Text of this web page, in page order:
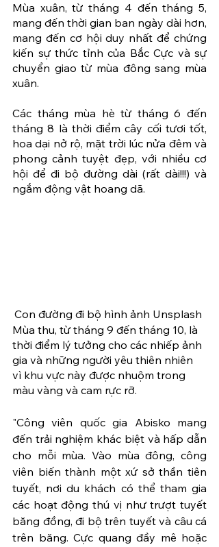
Mùa xuân, từ tháng 4 đến tháng 5,
mang đến thời gian ban ngày dài hơn,
mang đến cơ hội duy nhất để chứng
kiến ​​sự thức tỉnh của Bắc Cực và sự
chuyển giao từ mùa đông sang mùa
xuân.
Các tháng mùa hè từ tháng 6 đến
tháng 8 là thời điểm cây cối tươi tốt,
hoa dại nở rộ, mặt trời lúc nửa đêm và
phong cảnh tuyệt đẹp, với nhiều cơ
hội để đi bộ đường dài (rất dài!!!) và
ngắm động vật hoang dã.
Con đường đi bộ hình ảnh Unsplash
Mùa thu, từ tháng 9 đến tháng 10, là
thời điểm lý tưởng cho các nhiếp ảnh
gia và những người yêu thiên nhiên
vì khu vực này được nhuộm trong
màu vàng và cam rực rỡ.
"Công viên quốc gia Abisko mang
đến trải nghiệm khác biệt và hấp dẫn
cho mỗi mùa. Vào mùa đông, công
viên biến thành một xứ sở thần tiên
tuyết, nơi du khách có thể tham gia
các hoạt động thú vị như trượt tuyết
băng đồng, đi bộ trên tuyết và câu cá
trên băng. Cực quang đầy mê hoặc